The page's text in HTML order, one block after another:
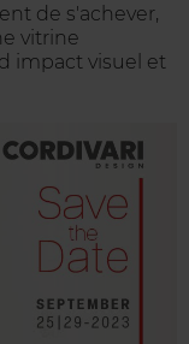
de s'achever,
vitrine
impact visuel et